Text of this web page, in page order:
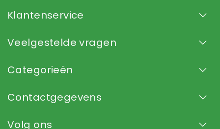
Klantenservice
Veelgestelde vragen
Categorieën
Contactgegevens
Volg ons